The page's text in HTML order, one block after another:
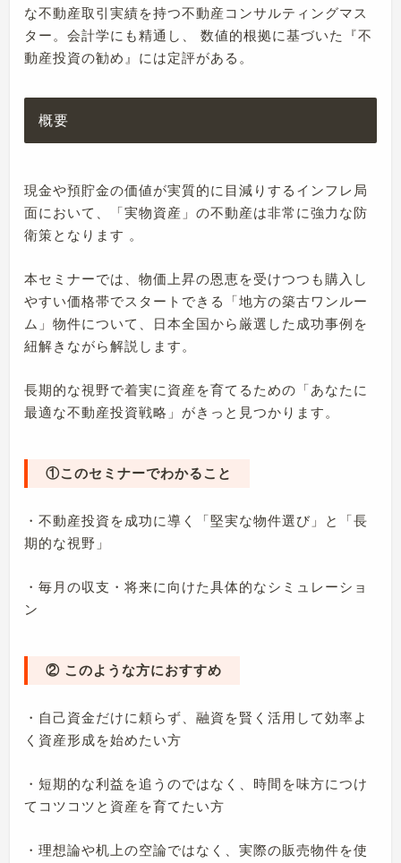
な不動産取引実績を持つ不動産コンサルティングマス
ター。会計学にも精通し、 数値的根拠に基づいた『不
動産投資の勧め』には定評がある。
概要
現金や預貯金の価値が実質的に目減りするインフレ局
面において、「実物資産」の不動産は非常に強力な防
衛策となります 。
本セミナーでは、物価上昇の恩恵を受けつつも購入し
やすい価格帯でスタートできる「地方の築古ワンルー
ム」物件について、日本全国から厳選した成功事例を
紐解きながら解説します。
長期的な視野で着実に資産を育てるための「あなたに
最適な不動産投資戦略」がきっと見つかります。
①このセミナーでわかること
・不動産投資を成功に導く「堅実な物件選び」と「長
期的な視野」
・毎月の収支・将来に向けた具体的なシミュレーショ
ン
② このような方におすすめ
・自己資金だけに頼らず、融資を賢く活用して効率よ
く資産形成を始めたい方
・短期的な利益を追うのではなく、時間を味方につけ
てコツコツと資産を育てたい方
・理想論や机上の空論ではなく、実際の販売物件を使